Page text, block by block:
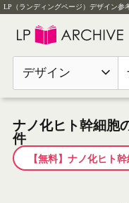
LP（ランディングページ）デザイン参
デザイン
ナノ化ヒト幹細胞
件
【無料】ナノ化ヒト